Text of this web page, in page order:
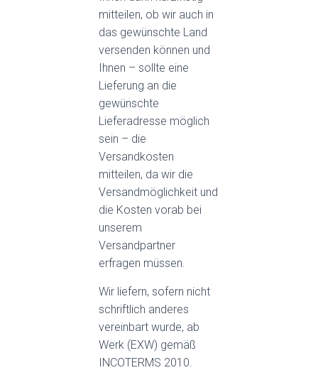
mitteilen, ob wir auch in
das gewünschte Land
versenden können und
Ihnen – sollte eine
Lieferung an die
gewünschte
Lieferadresse möglich
sein – die
Versandkosten
mitteilen, da wir die
Versandmöglichkeit und
die Kosten vorab bei
unserem
Versandpartner
erfragen müssen.
Wir liefern, sofern nicht
schriftlich anderes
vereinbart wurde, ab
Werk (EXW) gemäß
INCOTERMS 2010.